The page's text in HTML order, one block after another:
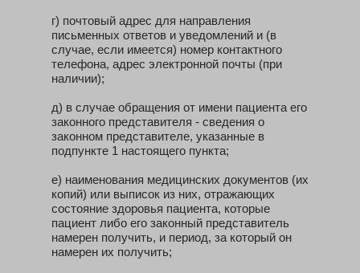
г) почтовый адрес для направления
письменных ответов и уведомлений и (в
случае, если имеется) номер контактного
телефона, адрес электронной почты (при
наличии);
д) в случае обращения от имени пациента его
законного представителя - сведения о
законном представителе, указанные в
подпункте 1 настоящего пункта;
е) наименования медицинских документов (их
копий) или выписок из них, отражающих
состояние здоровья пациента, которые
пациент либо его законный представитель
намерен получить, и период, за который он
намерен их получить;